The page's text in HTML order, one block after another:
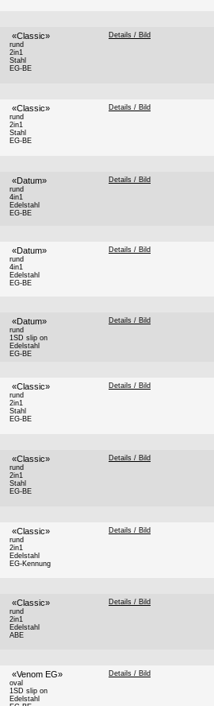
«Classic»
rund
2in1
Stahl
EG-BE
Details / Bild
«Classic»
rund
2in1
Stahl
EG-BE
Details / Bild
«Datum»
rund
4in1
Edelstahl
EG-BE
Details / Bild
«Datum»
rund
4in1
Edelstahl
EG-BE
Details / Bild
«Datum»
rund
1SD slip on
Edelstahl
EG-BE
Details / Bild
«Classic»
rund
2in1
Stahl
EG-BE
Details / Bild
«Classic»
rund
2in1
Stahl
EG-BE
Details / Bild
«Classic»
rund
2in1
Edelstahl
EG-Kennung
Details / Bild
«Classic»
rund
2in1
Edelstahl
ABE
Details / Bild
«Venom EG»
oval
1SD slip on
Edelstahl
Details / Bild